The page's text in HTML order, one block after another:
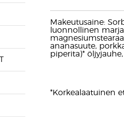
Makeutusaine:
luonnollinen
ananasuute,
piperita)*
*Korkealaatuinen